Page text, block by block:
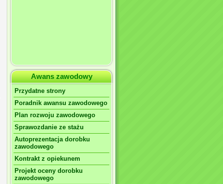
Awans zawodowy
Przydatne strony
Poradnik awansu zawodowego
Plan rozwoju zawodowego
Sprawozdanie ze stażu
Autoprezentacja dorobku
zawodowego
Kontrakt z opiekunem
Projekt oceny dorobku
zawodowego